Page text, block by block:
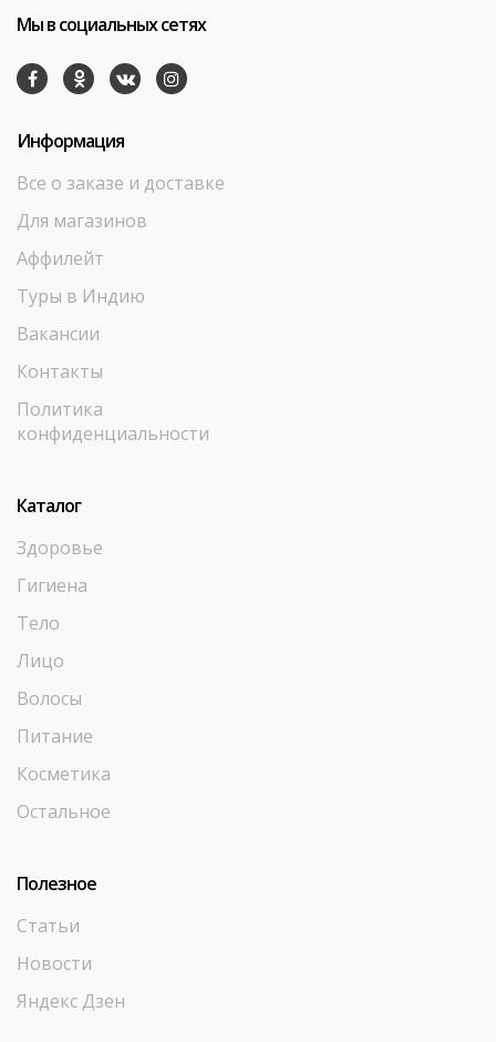
Мы в социальных сетях
Информация
Все о заказе и доставке
Для магазинов
Аффилейт
Туры в Индию
Вакансии
Контакты
Политика
конфиденциальности
Каталог
Здоровье
Гигиена
Тело
Лицо
Волосы
Питание
Косметика
Остальное
Полезное
Статьи
Новости
Яндекс Дзен